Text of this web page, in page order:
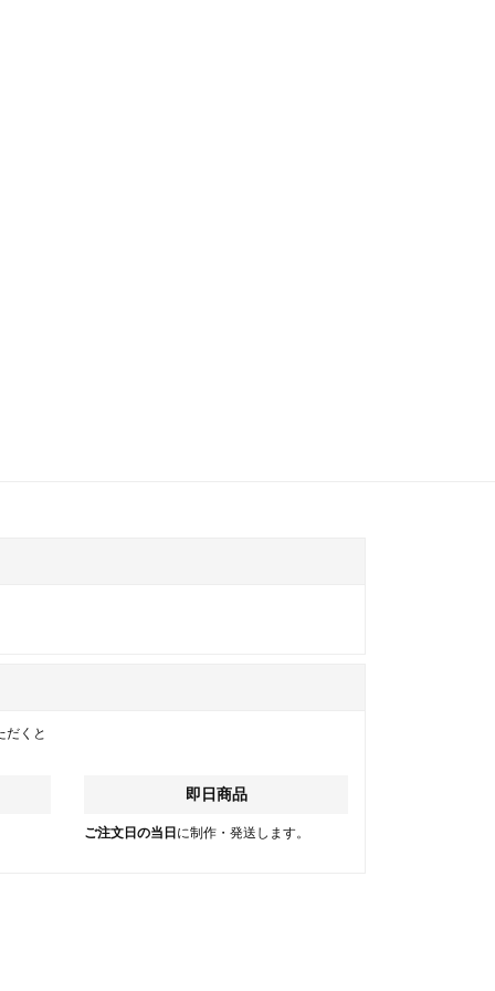
だくと
即日商品
ご注文日の当日 に制作・発送します。